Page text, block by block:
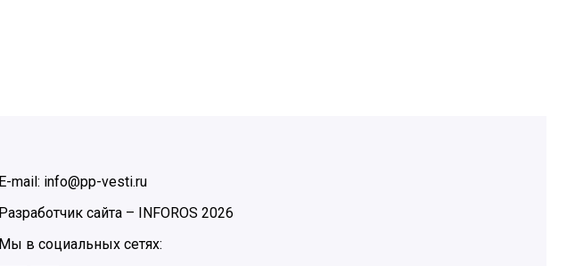
E-mail: info@pp-vesti.ru
Разработчик сайта –
INFOROS 2026
Мы в социальных сетях: